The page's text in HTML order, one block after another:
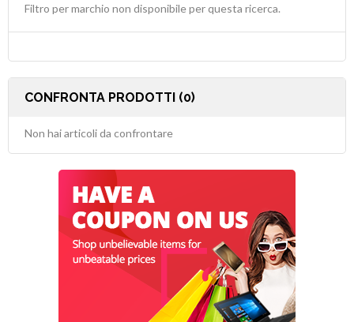
Filtro per marchio non disponibile per questa ricerca.
CONFRONTA PRODOTTI (0)
Non hai articoli da confrontare